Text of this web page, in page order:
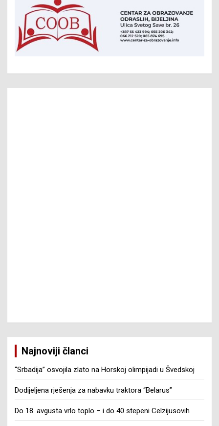
Najnoviji članci
“Srbadija” osvojila zlato na Horskoj olimpijadi u Švedskoj
Dodijeljena rješenja za nabavku traktora “Belarus”
Do 18. avgusta vrlo toplo – i do 40 stepeni Celzijusovih